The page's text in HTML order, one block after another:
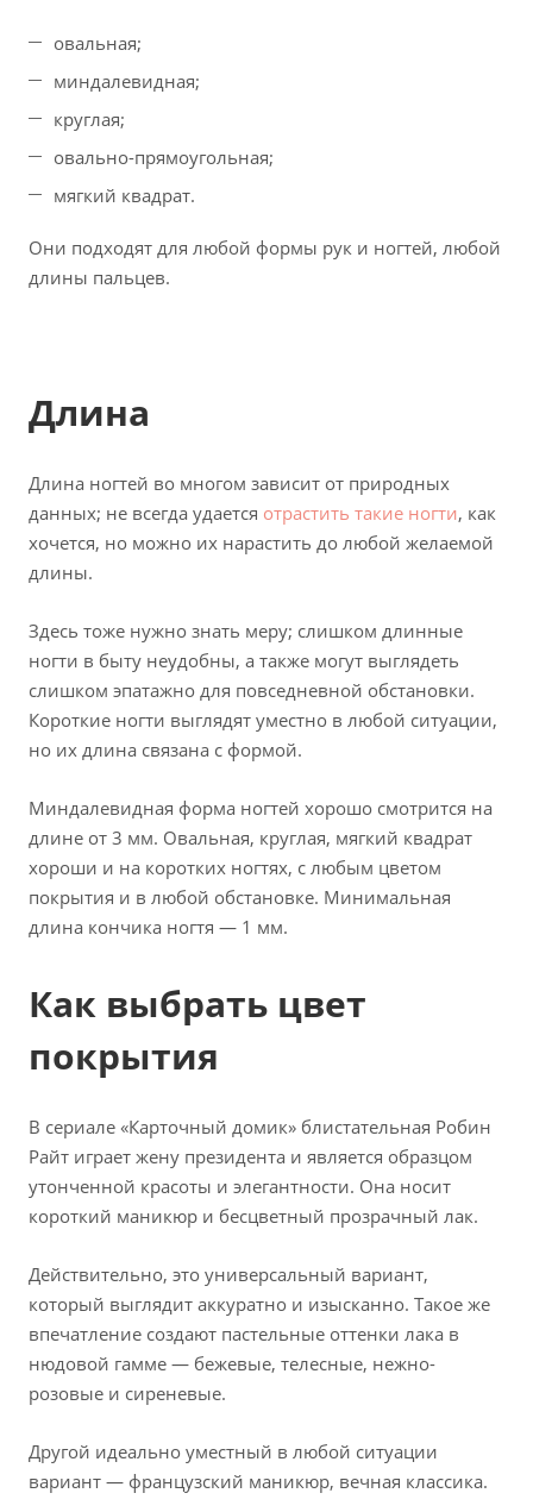
овальная;
миндалевидная;
круглая;
овально-прямоугольная;
мягкий квадрат.
Они подходят для любой формы рук и ногтей, любой
длины пальцев.
Длина
Длина ногтей во многом зависит от природных
данных; не всегда удается отрастить такие ногти, как
хочется, но можно их нарастить до любой желаемой
длины.
Здесь тоже нужно знать меру; слишком длинные
ногти в быту неудобны, а также могут выглядеть
слишком эпатажно для повседневной обстановки.
Короткие ногти выглядят уместно в любой ситуации,
но их длина связана с формой.
Миндалевидная форма ногтей хорошо смотрится на
длине от 3 мм. Овальная, круглая, мягкий квадрат
хороши и на коротких ногтях, с любым цветом
покрытия и в любой обстановке. Минимальная
длина кончика ногтя — 1 мм.
Как выбрать цвет
покрытия
В сериале «Карточный домик» блистательная Робин
Райт играет жену президента и является образцом
утонченной красоты и элегантности. Она носит
короткий маникюр и бесцветный прозрачный лак.
Действительно, это универсальный вариант,
который выглядит аккуратно и изысканно. Такое же
впечатление создают пастельные оттенки лака в
нюдовой гамме — бежевые, телесные, нежно-
розовые и сиреневые.
Другой идеально уместный в любой ситуации
вариант — французский маникюр, вечная классика.